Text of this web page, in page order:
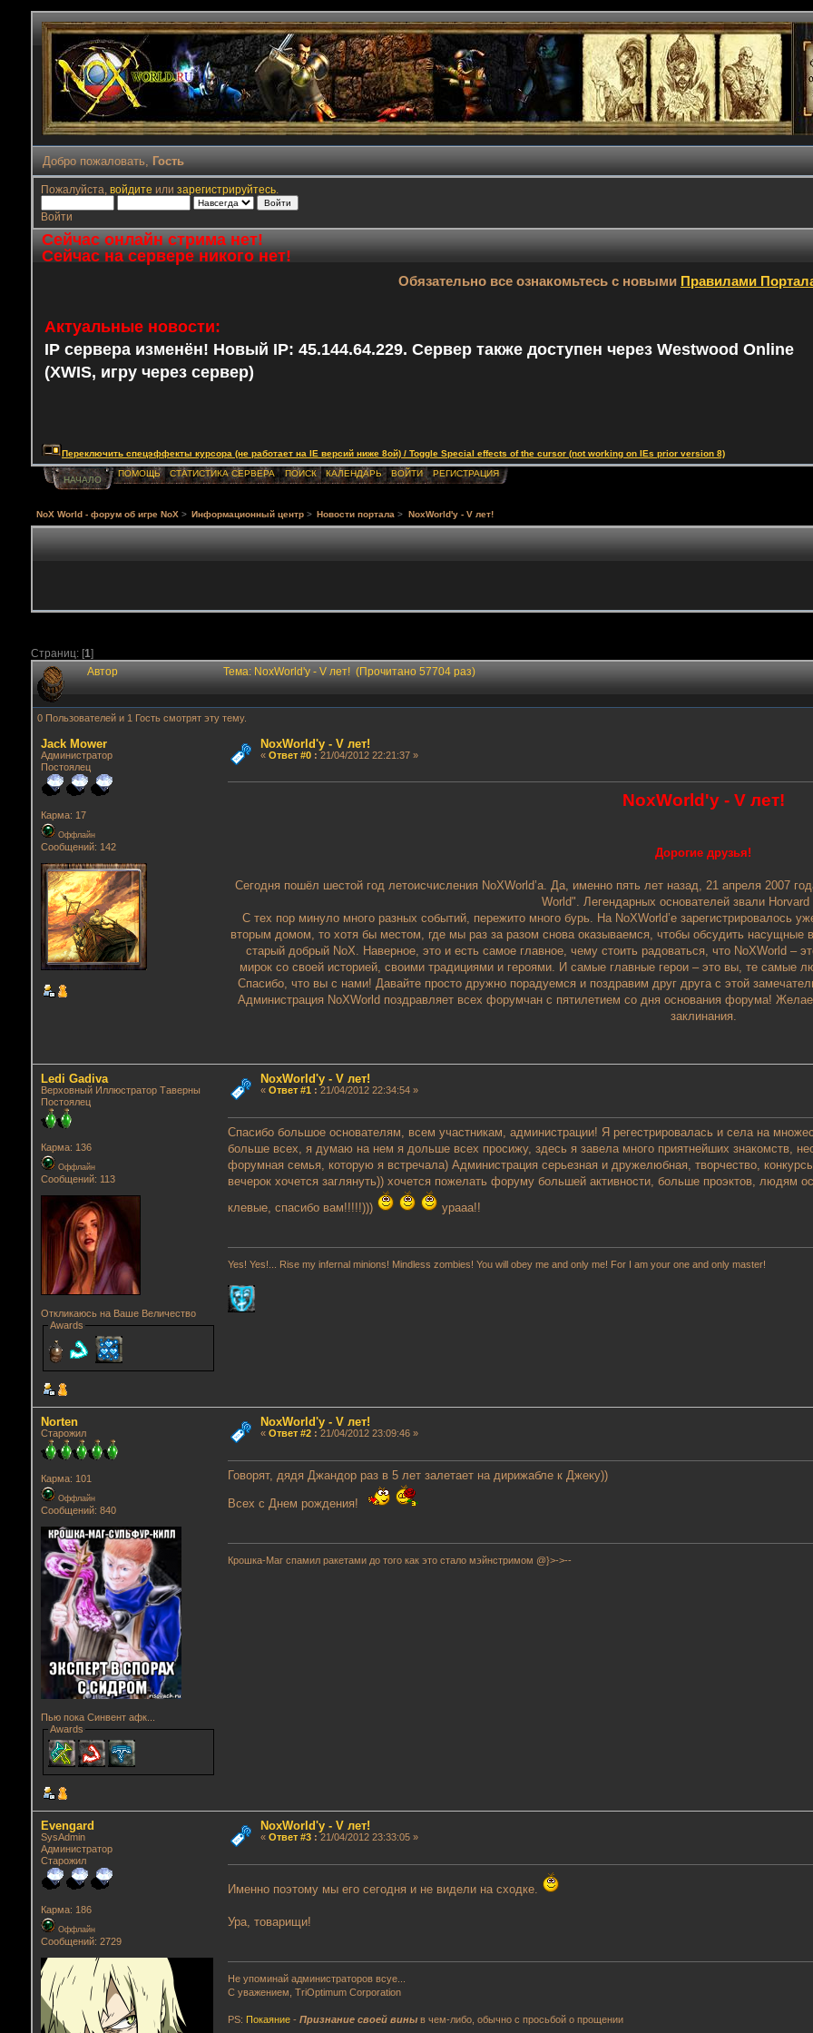
Добро пожаловать, Гость
Пожалуйста, войдите или зарегистрируйтесь.
Войти
Сейчас онлайн стрима нет!
Сейчас на сервере никого нет!
Обязательно все ознакомьтесь с новыми Правилами
Актуальные новости:
IP сервера изменён! Новый IP: 45.144.64.229. Сервер также доступен через Westwood Online
(XWIS, игру через сервер)
Переключить спецэффекты курсора (не работает на IE версий ниже 8ой) / Toggle Special effects of the cursor (not working on IEs prior version 8)
НАЧАЛО
ПОМОЩЬ СТАТИСТИКА СЕРВЕРА ПОИСК КАЛЕНДАРЬ ВОЙТИ РЕГИСТРАЦИЯ
NoX World - форум об игре NoX > Информационный центр > Новости портала > NoxWorld'у - V лет!
Страниц: [1]
Автор Тема: NoxWorld'у - V лет! (Прочитано 57704 раз)
0 Пользователей и 1 Гость смотрят эту тему.
Jack Mower
Администратор
Постоялец
Карма: 17
Оффлайн
Сообщений: 142
NoxWorld'у - V лет!
« Ответ #0: 21/04/2012 22:21:37 »
NoxWorld'у - V лет!
Дорогие друзья!
Сегодня пошёл шестой год летоисчисления NoXWorld’a. Да, именно пять лет назад, 21 апреля 2007
World". Легендарных основателей звали Horvard
С тех пор минуло много разных событий, пережито много бурь. На NoXWorld’е зарегистрировалось
вторым домом, то хотя бы местом, где мы раз за разом снова оказываемся, чтобы обсудить насущные
старый добрый NoX. Наверное, это и есть самое главное, чему стоить радоваться, что NoXWorld
мирок со своей историей, своими традициями и героями. И самые главные герои – это вы, те самые
Спасибо, что вы с нами! Давайте просто дружно порадуемся и поздравим друг друга с этой
Администрация NoXWorld поздравляет всех форумчан с пятилетием со дня основания форума!
заклинания.
Ledi Gadiva
Верховный Иллюстратор Таверны
Постоялец
Карма: 136
Оффлайн
Сообщений: 113
Откликаюсь на Ваше Величество
Awards
NoxWorld'у - V лет!
« Ответ #1 : 21/04/2012 22:34:54 »
Спасибо большое основателям, всем участникам, администрации! Я регестрировалась и села на
больше всех, я думаю на нем я дольше всех просижу, здесь я завела много приятнейших знакомств,
форумная семья, которую я встречала) Администрация серьезная и дружелюбная, творчество,
вечерок хочется заглянуть)) хочется пожелать форуму большей активности, больше проэктов, людям
клевые, спасибо вам!!!!!)))
урааа!!
Yes! Yes!... Rise my infernal minions! Mindless zombies! You will obey me and only me! For I am your one and only master!
Norten
Старожил
Карма: 101
Оффлайн
Сообщений: 840
Пью пока Синвент афк...
Awards
NoxWorld'у - V лет!
« Ответ #2: 21/04/2012 23:09:46 »
Говорят, дядя Джандор раз в 5 лет залетает на дирижабле к Джеку))
Всех с Днем рождения!
Крошка-Маг спамил ракетами до того как это стало мэйнстримом @}>->--
Evengard
SysAdmin
Администратор
Старожил
Карма: 186
Оффлайн
Сообщений: 2729
NoxWorld'у - V лет!
« Ответ #3: 21/04/2012 23:33:05 »
Именно поэтому мы его сегодня и не видели на сходке.
Ура, товарищи!
Не упоминай администраторов всуе...
С уважением, TriOptimum Corporation
PS: Покаяние -Признание своей вины в чем-либо, обычно с просьбой о прощении